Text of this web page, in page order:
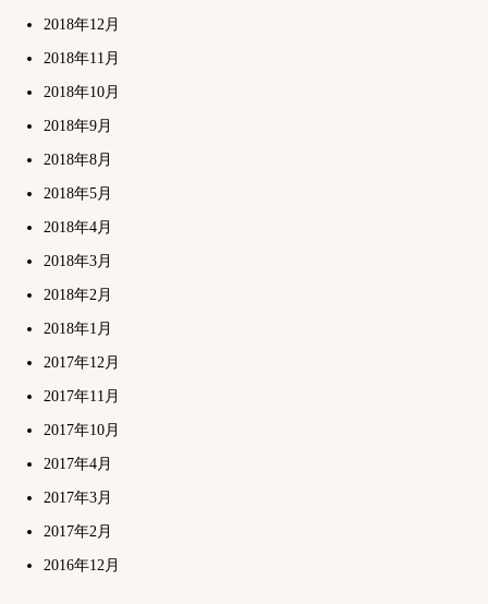
2018年12月
2018年11月
2018年10月
2018年9月
2018年8月
2018年5月
2018年4月
2018年3月
2018年2月
2018年1月
2017年12月
2017年11月
2017年10月
2017年4月
2017年3月
2017年2月
2016年12月